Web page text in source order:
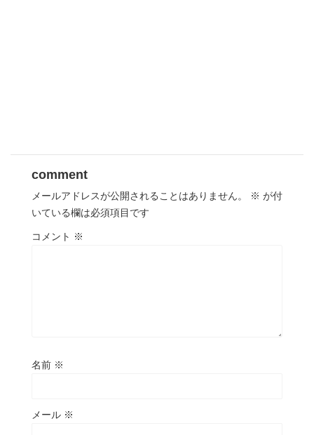
comment
メールアドレスが公開されることはありません。 ※ が付
いている欄は必須項目です
コメント ※
名前 ※
メール ※